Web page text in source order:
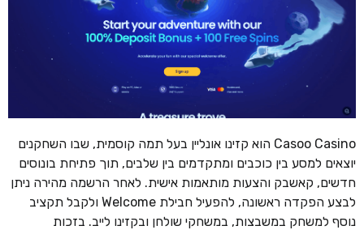
Casoo Casino הוא קזינו אונליין בעל תמה קוסמית, שבו השחקנים
יוצאים למסע בין כוכבים ומתקדמים בין שלבים, תוך פתיחת בונוסים
חדשים, קאשבק והצעות מותאמות אישית. לאחר הרשמה מהירה ניתן
לבצע הפקדה ראשונה, להפעיל חבילת Welcome ולקבל תקציב
נוסף למשחק במשבצות, במשחקי שולחן ובקזינו לייב. בזכות